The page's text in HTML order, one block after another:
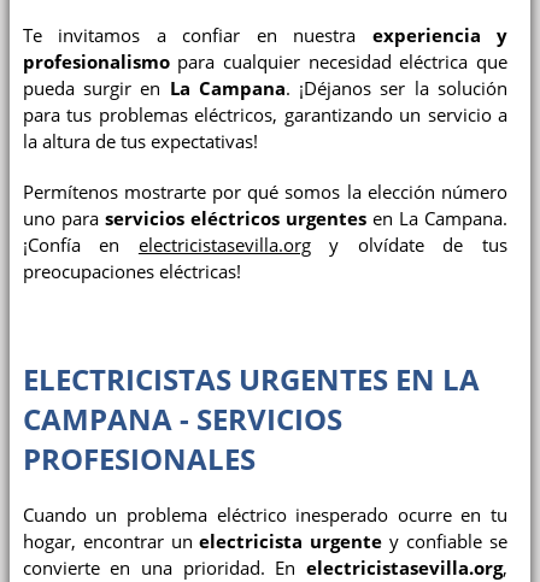
Te invitamos a confiar en nuestra experiencia y
profesionalismopara cualquier necesidad eléctrica que
pueda surgir en La Campana. ¡Déjanos ser la solución
para tus problemas eléctricos, garantizando un servicio a
la altura de tus expectativas!
Permítenos mostrarte por qué somos la elección número
uno para servicios eléctricos urgentesen La Campana.
¡Confía en electricistasevilla.orgy olvídate de tus
preocupaciones eléctricas!
ELECTRICISTAS URGENTES EN LA
CAMPANA - SERVICIOS
PROFESIONALES
Cuando un problema eléctrico inesperado ocurre en tu
hogar, encontrar unelectricista urgente y confiable se
convierte en una prioridad. En electricistasevilla.org,